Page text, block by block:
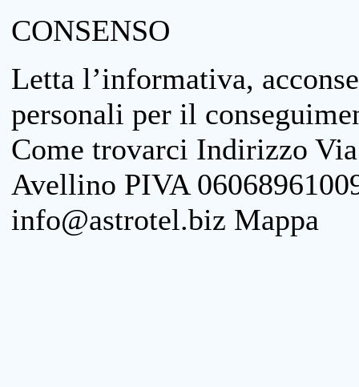
CONSENSO
Letta l’informativa,
personali per il
Come trovarci Indirizzo
Avellino PIVA
info@astrotel.biz Mappa